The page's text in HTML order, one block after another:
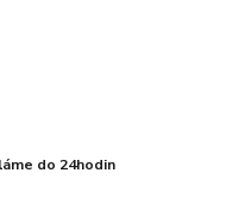
do 24hodin